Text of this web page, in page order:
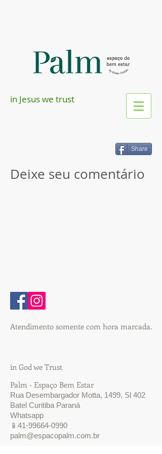
in Jesus we trust
Share
Deixe seu comentário
Atendimento somente com hora marcada.
in God we Trust
Palm - Espaço Bem Estar
Rua Desembargador Motta, 1499, Sl 402
Batel Curitiba Paraná
Whatsapp
📱41-99664-0990
palm@espacopalm.com.br